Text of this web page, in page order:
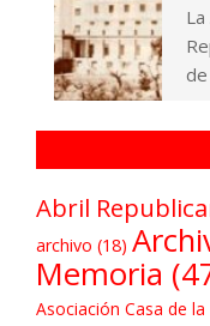
de
Abril
archivo (18)
Memoria
Asociación Casa de